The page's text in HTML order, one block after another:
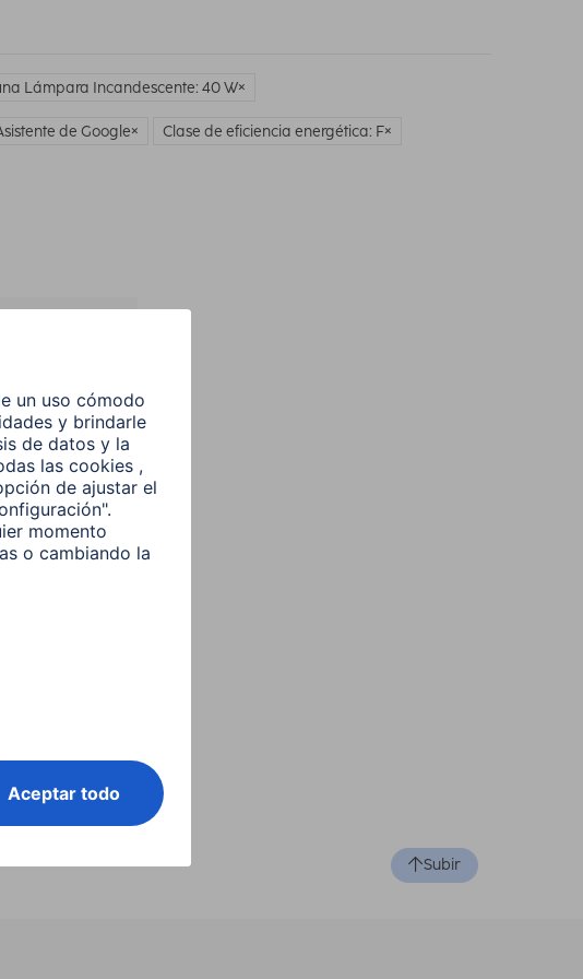
Lámpara Incandescente: 40 W
de Google Clase de eficiencia energética: F
que
todos
Subir